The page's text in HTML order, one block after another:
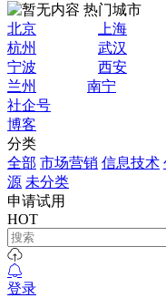
热门城市
北京
上海
杭州
武汉
宁波
西安
兰州
南宁
社企号
博客
分类
全部 市场营销 信息技术
源 未分类
申请试用
HOT
登录